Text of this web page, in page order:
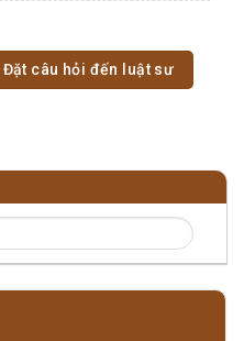
Đặt câu hỏi đến luật sư